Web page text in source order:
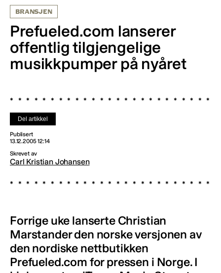
BRANSJEN
Prefueled.com lanserer
offentlig tilgjengelige
musikkpumper på nyåret
Del artikkel
Publisert
13.12.2005 12:14
Skrevet av
Carl Kristian Johansen
Forrige uke lanserte Christian
Marstander den norske versjonen av
den nordiske nettbutikken
Prefueled.com for pressen i Norge. I